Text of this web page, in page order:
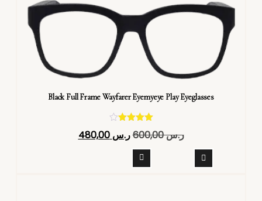
Black Full Frame Wayfarer Eyemyeye Play Eyeglasses
4.40
ر.س600,00 ر.س 480,00